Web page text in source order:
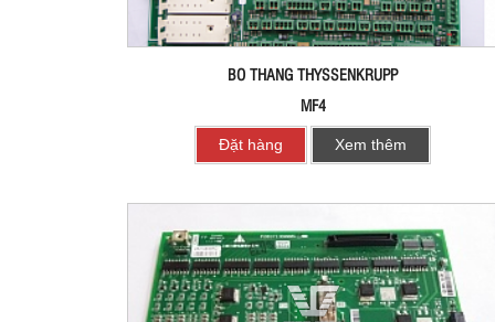
BO THANG THYSSENKRUPP
MF4
Đặt hàng Xem thêm